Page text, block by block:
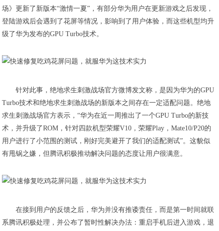
场》更新了新版本“激情一夏”，有部分华为用户在更新游戏之后发现，
登陆游戏后会遇到了花屏等情况，影响到了用户体验，而这些机型均升
级了华为发布的GPU Turbo技术。
针对此事，绝地求生刺激战场官方微博发文称，是因为华为的GPU
Turbo技术和绝地求生刺激战场的新版本之间存在一定适配问题。绝地
求生刺激战场官方表示，“华为在近一周推出了一个GPU Turbo的新技
术，并升级了ROM，针对四款机型荣耀V10，荣耀Play，Mate10/P20的
用户进行了小范围的测试，刚好完美避开了我们的适配测试”。这貌似
有甩锅之嫌，但腾讯积极推动解决问题的态度让用户很满意。
在接到用户的反馈之后，华为并没有推诿责任，而是第一时间就联
系腾讯积极处理，并公布了暂时性解决办法：重启手机后进入游戏，退